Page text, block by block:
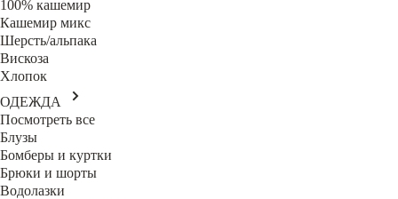
100% кашемир
Кашемир микс
Шерсть/альпака
Вискоза
Хлопок
ОДЕЖДА
Посмотреть все
Блузы
Бомберы и куртки
Брюки и шорты
Водолазки